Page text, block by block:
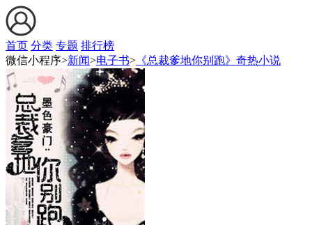
首页 分类 专题 排行榜
微信小程序>新闻>电子书> 《总裁爹地你别跑》奇热小说